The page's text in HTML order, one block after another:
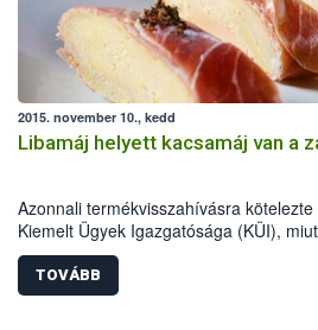
2015. november 10., kedd
Libamáj helyett kacsamáj van a
Azonnali termékvisszahívásra
Kiemelt Ügyek Igazgatósága (KÜI),
bebizonyították, hogy libamáj
vásárlók csalástól való megóvása és
érdekében a NÉBIH fokozottan
TOVÁBB